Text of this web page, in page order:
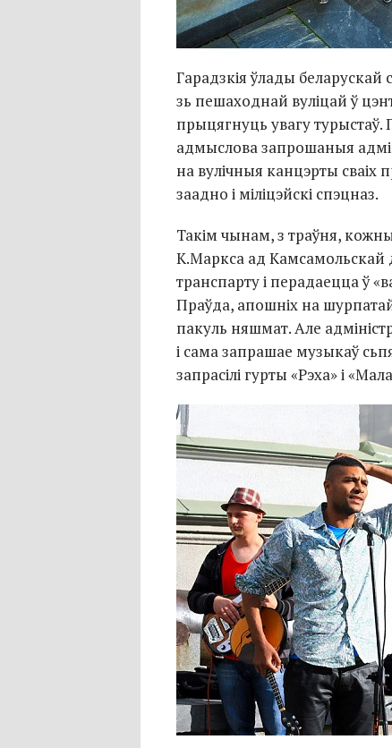
Гарадзкія ўлады
зь пешаходнай вуліцай ў
прыцягнуць увагу турыстаў.
адмыслова запрошаныя
на вулічныя канцэрты сваіх
заадно і міліцэйскі спэцназ.
Такім чынам, з траўня,
К.Маркса ад Камсамольскай
транспарту і перадаецца ў
Праўда, апошніх на
пакуль няшмат. Але
і сама запрашае музыкаў
запрасілі гурты «Рэха» і